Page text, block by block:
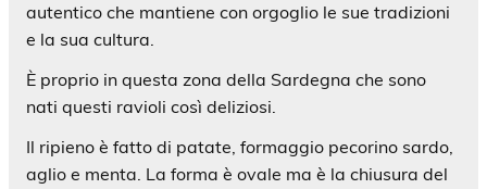
autentico che mantiene con orgoglio le sue tradizioni
e la sua cultura.
È proprio in questa zona della Sardegna che sono
nati questi ravioli così deliziosi.
Il ripieno è fatto di patate, formaggio pecorino sardo,
aglio e menta. La forma è ovale ma è la chiusura del